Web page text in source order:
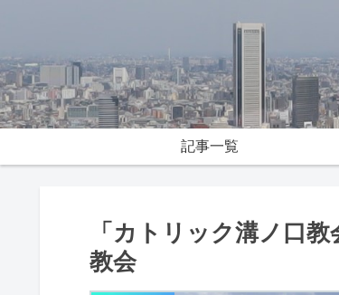
記事一覧
「カトリック溝ノ口
教会